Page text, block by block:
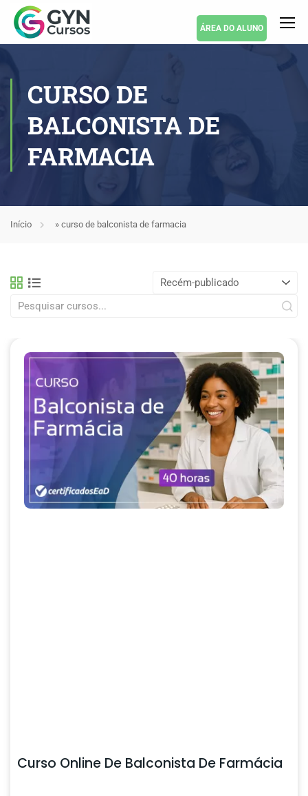
ÁREA DO ALUNO
CURSO DE
BALCONISTA DE
FARMACIA
Início » curso de balconista de farmacia
Curso Online De Balconista De Farmácia